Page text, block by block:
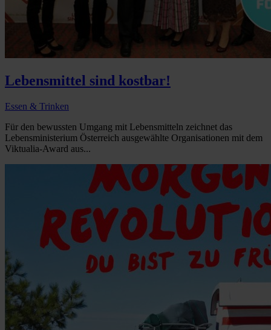
Lebensmittel sind kostbar!
Essen & Trinken
Für den bewussten Umgang mit Lebensmitteln zeichnet das
Lebensministerium Österreich ausgewählte Organisationen mit dem
Viktualia-Award aus...